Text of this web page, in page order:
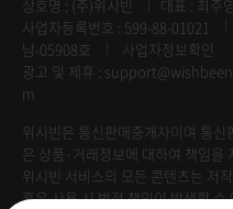
상호명 : (주)위시빈 대표 : 최주영
사업자등록번호 : 599-88-01021
남-05908호
사업자정보확인
광고 및 제휴 :
m
위시빈은 통신판매중개자이며 통
은 상품·거래정보에 대하여 책임을
위시빈 서비스의 모든 콘텐츠는 저
혹은 사용 시 법적 책임이 발생할 수